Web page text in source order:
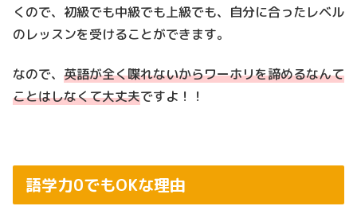
くので、初級でも中級でも上級でも、自分に合ったレベル
のレッスンを受けることができます。
なので、 英語が全く喋れないからワーホリを諦めるなんて
ことはしなくて大丈夫ですよ！！
語学力0でもOKな理由